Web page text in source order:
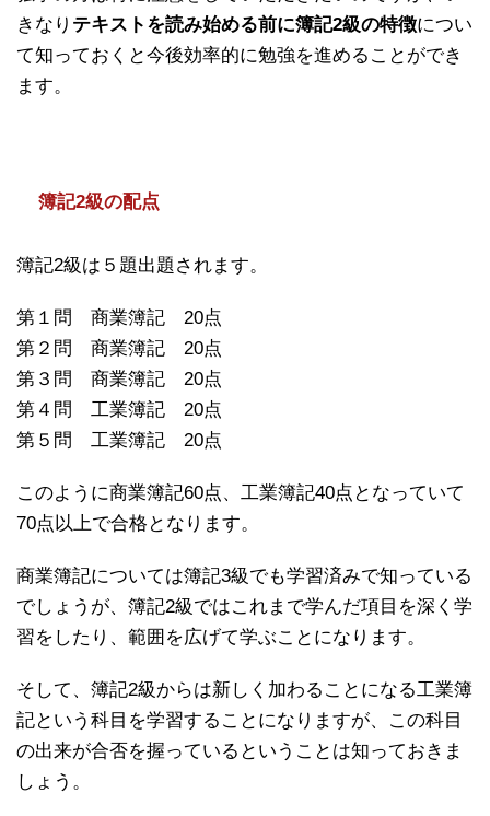
きなり テキストを読み始める前に簿記2級の特徴につい
て知っておくと今後効率的に勉強を進めることができ
ます。
簿記2級の配点
簿記2級は５題出題されます。
第１問 商業簿記 20点
第２問 商業簿記 20点
第３問 商業簿記 20点
第４問 工業簿記 20点
第５問 工業簿記 20点
このように商業簿記60点、工業簿記40点となっていて
70点以上で合格となります。
商業簿記については簿記3級でも学習済みで知っている
でしょうが、簿記2級ではこれまで学んだ項目を深く学
習をしたり、範囲を広げて学ぶことになります。
そして、簿記2級からは新しく加わることになる工業簿
記という科目を学習することになりますが、この科目
の出来が合否を握っているということは知っておきま
しょう。